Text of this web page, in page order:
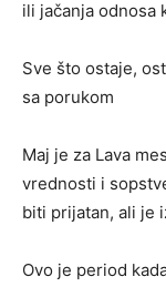
ili jačanja odnosa
Sve što ostaje,
sa porukom
Maj je za Lava
vrednosti i
biti prijatan, ali je
Ovo je period